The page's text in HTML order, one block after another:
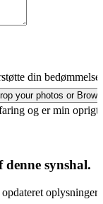
din bedømmelse.
your photos or
og er min
synshal.